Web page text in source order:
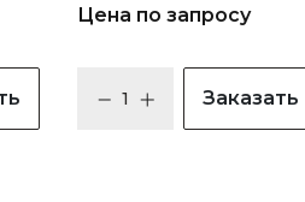
Цена по запросу
Заказать